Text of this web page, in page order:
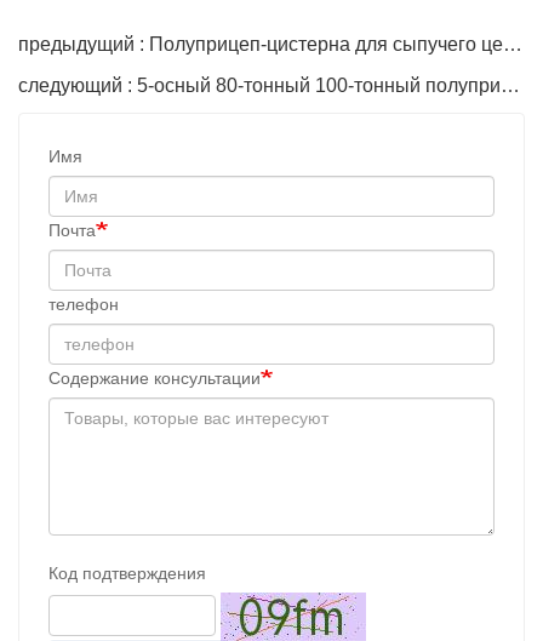
предыдущий : Полуприцеп-цистерна для сыпучего цемента
следующий : 5-осный 80-тонный 100-тонный полуприцеп-самосвал
Имя
Почта
телефон
Содержание консультации
Код подтверждения